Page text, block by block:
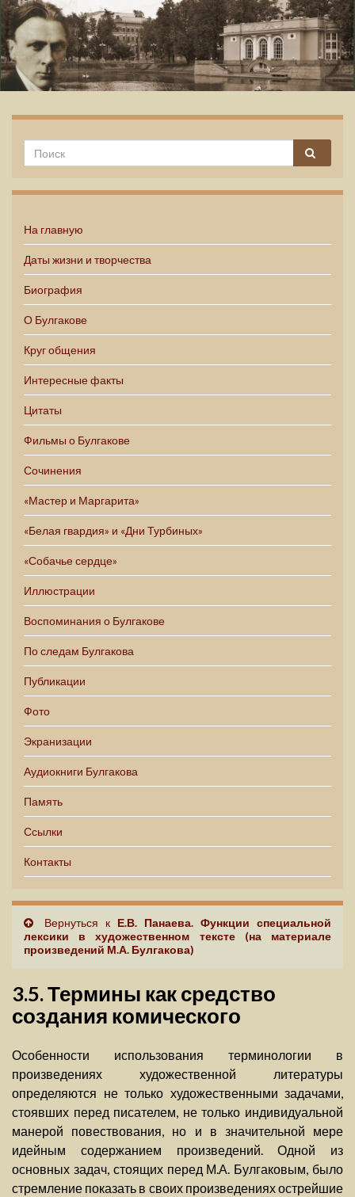
На главную
Даты жизни и творчества
Биография
О Булгакове
Круг общения
Интересные факты
Цитаты
Фильмы о Булгакове
Сочинения
«Мастер и Маргарита»
«Белая гвардия» и «Дни Турбиных»
«Собачье сердце»
Иллюстрации
Воспоминания о Булгакове
По следам Булгакова
Публикации
Фото
Экранизации
Аудиокниги Булгакова
Память
Ссылки
Контакты
Вернуться к Е.В. Панаева. Функции специальной
лексики в художественном тексте (на материале
произведений М.А. Булгакова)
3.5. Термины как средство
создания комического
Особенности использования терминологии в
произведениях художественной литературы
определяются не только художественными задачами,
стоявших перед писателем, не только индивидуальной
манерой повествования, но и в значительной мере
идейным содержанием произведений. Одной из
основных задач, стоящих перед М.А. Булгаковым, было
стремление показать в своих произведениях острейшие